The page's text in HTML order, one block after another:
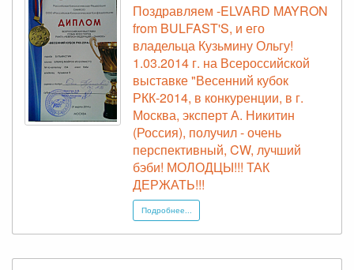
Поздравляем -ELVARD MAYRON
from BULFAST'S, и его
владельца Кузьмину Ольгу!
1.03.2014 г. на Всероссийской
выставке "Весенний кубок
РКК-2014, в конкуренции, в г.
Москва, эксперт А. Никитин
(Россия), получил - очень
перспективный, CW, лучший
бэби! МОЛОДЦЫ!!! ТАК
ДЕРЖАТЬ!!!
Подробнее...